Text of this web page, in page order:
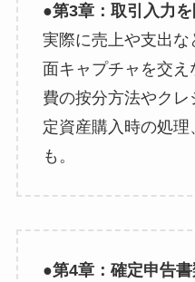
●第3章：取引入力を
実際に売上や支出
面キャプチャを交
費の按分方法やク
定資産購入時の処
も。
●第4章：確定申告